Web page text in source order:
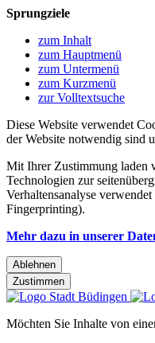
Sprungziele
zum Inhalt
zum Hauptmenü
zum Untermenü
zum Kurzmenü
zur Volltextsuche
Diese Website verwendet
der Website notwendig sind
Mit Ihrer Zustimmung laden
Technologien zur
Verhaltensanalyse
Fingerprinting).
Mehr dazu in unserer
Ablehnen
Zustimmen
Möchten Sie Inhalte von